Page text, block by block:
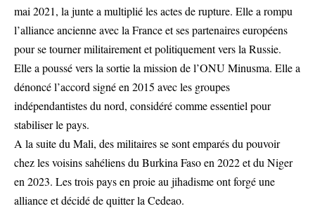
mai 2021, la junte a multiplié les actes de rupture. Elle a rompu
l’alliance ancienne avec la France et ses partenaires européens
pour se tourner militairement et politiquement vers la Russie.
Elle a poussé vers la sortie la mission de l’ONU Minusma. Elle a
dénoncé l’accord signé en 2015 avec les groupes
indépendantistes du nord, considéré comme essentiel pour
stabiliser le pays.
A la suite du Mali, des militaires se sont emparés du pouvoir
chez les voisins sahéliens du Burkina Faso en 2022 et du Niger
en 2023. Les trois pays en proie au jihadisme ont forgé une
alliance et décidé de quitter la Cedeao.